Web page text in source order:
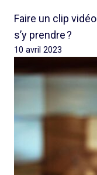
Faire un clip
s’y prendre ?
10 avril 2023